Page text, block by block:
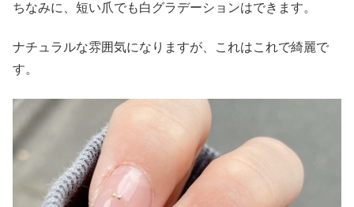
ちなみに、短い爪でも白グラデーションはできます。
ナチュラルな雰囲気になりますが、これはこれで綺麗で
す。